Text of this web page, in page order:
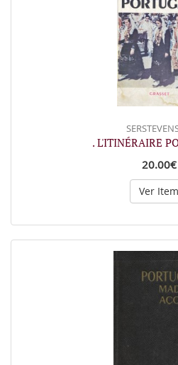
. L'ITINÉRAIRE
20.00€
Ver Item